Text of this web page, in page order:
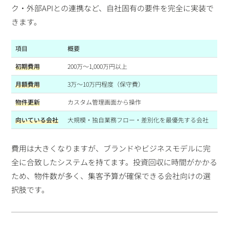
ク・外部APIとの連携など、自社固有の要件を完全に実装で
きます。
項目 概要
初期費用 200万〜1,000万円以上
月額費用 3万〜10万円程度（保守費）
物件更新 カスタム管理画面から操作
向いている会社 大規模・独自業務フロー・差別化を最優先する会社
費用は大きくなりますが、ブランドやビジネスモデルに完
全に合致したシステムを持てます。投資回収に時間がかかる
ため、物件数が多く、集客予算が確保できる会社向けの選
択肢です。